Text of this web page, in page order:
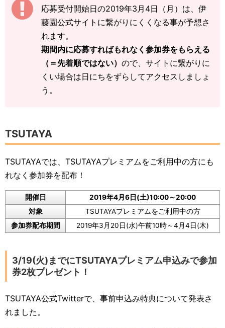
応募受付開始日の2019年3月4日（月）は、伊
藤園公式サイトに繋がりにくくなる事が予想さ
れます。
期間内に応募すればもれなく参加券をもらえる
（＝先着順ではない） ので、サイトに繋がりに
くい場合は日にちをずらしてアクセスしましょ
う。
TSUTAYA
TSUTAYAでは、TSUTAYAプレミアムをご利用中の方にも
れなく参加券を配布！
開催日
2019年4月6日(土)10:00～20:00
対象
TSUTAYAプレミアムをご利用中の方
参加券配布期間
2019年3月20日(水)午前10時～4月4日(木)
3/19(火)までにTSUTAYAプレミアム申込みで参加
券2枚プレゼント！
TSUTAYA公式Twitterで、事前申込み特典について発表さ
れました。